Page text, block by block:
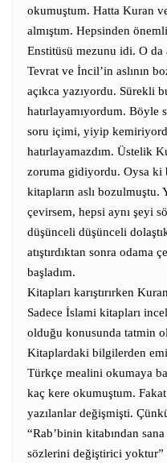
okumuştum. Hatta Kuran
almıştım. Hepsinden
Enstitüsü mezunu idi. O
Tevrat ve İncil’in aslının
açıkca yazıyordu. Sürekli
hatırlayamıyordum. Böyle
soru içimi, yiyip
hatırlayamazdım. Üstelik
zoruma gidiyordu. Oysa
kitapların aslı bozulmuştu.
çevirsem, hepsi aynı şeyi
düşünceli düşünceli
atıştırdıktan sonra odama
başladım.
Kitapları karıştırırken
Sadece İslami kitapları
olduğu konusunda tatmin
Kitaplardaki bilgilerden
Türkçe mealini okumaya
kaç kere okumuştum.
yazılanlar değişmişti.
“Rab’binin kitabından
sözlerini değiştirici